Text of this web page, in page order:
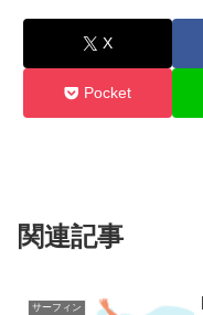
X
Pocket
関連記事
サーフィン